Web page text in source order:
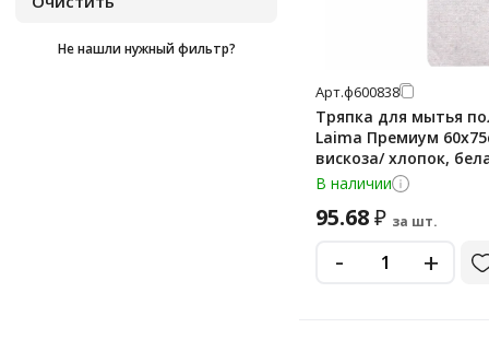
Не нашли нужный фильтр?
Арт.ф600838
Тряпка для мытья
Laima Премиум
вискоза/ хлопок,
В наличии
95.68₽ за шт.
- +